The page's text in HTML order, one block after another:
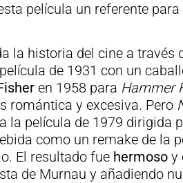
película un referente
la historia del cine a través
de 1931 con un
en 1958 para Hammer
romántica y excesiva. Pero
la película de 1979 dirigida
como un remake de la
El resultado fue hermosoy
de Murnau y añadiendo